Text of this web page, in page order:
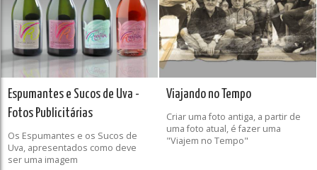
Espumantes e Sucos de Uva -
Fotos Publicitárias
Os Espumantes e os Sucos de
Uva, apresentados como deve
ser uma imagem
Viajando no Tempo
Criar uma foto antiga, a partir de
uma foto atual, é fazer uma
"Viajem no Tempo"